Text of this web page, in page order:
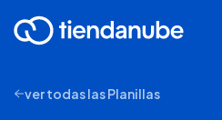
ver todas las Planillas